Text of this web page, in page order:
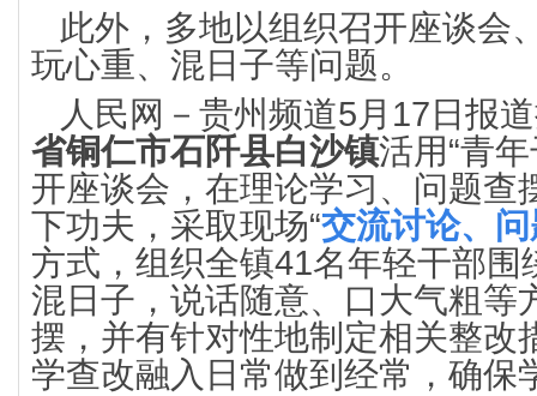
此外，多地以组织召开座谈会
玩心重、混日子等问题。
人民网－贵州频道5月17日报
省铜仁市石阡县白沙镇活用“青
开座谈会，在理论学习、问题查
下功夫，采取现场“交流讨论、
方式，组织全镇41名年轻干部围
混日子，说话随意、口大气粗等
摆，并有针对性地制定相关整改
学查改融入日常做到经常，确保